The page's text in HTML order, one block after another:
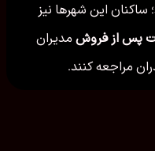
این شهرها نیز
پس از فروش مدیران
مراجعه کنند.